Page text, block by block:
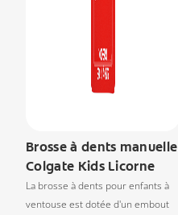
Brosse à dents manuelle
Colgate Kids Licorne
La brosse à dents pour enfants à
ventouse est dotée d'un embout